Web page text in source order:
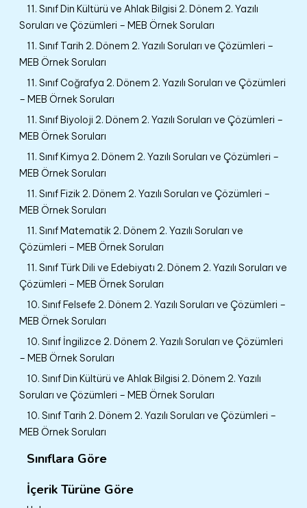
11. Sınıf Din Kültürü ve Ahlak Bilgisi 2. Dönem 2. Yazılı
Soruları ve Çözümleri – MEB Örnek Soruları
11. Sınıf Tarih 2. Dönem 2. Yazılı Soruları ve Çözümleri –
MEB Örnek Soruları
11. Sınıf Coğrafya 2. Dönem 2. Yazılı Soruları ve Çözümleri
– MEB Örnek Soruları
11. Sınıf Biyoloji 2. Dönem 2. Yazılı Soruları ve Çözümleri –
MEB Örnek Soruları
11. Sınıf Kimya 2. Dönem 2. Yazılı Soruları ve Çözümleri –
MEB Örnek Soruları
11. Sınıf Fizik 2. Dönem 2. Yazılı Soruları ve Çözümleri –
MEB Örnek Soruları
11. Sınıf Matematik 2. Dönem 2. Yazılı Soruları ve
Çözümleri – MEB Örnek Soruları
11. Sınıf Türk Dili ve Edebiyatı 2. Dönem 2. Yazılı Soruları ve
Çözümleri – MEB Örnek Soruları
10. Sınıf Felsefe 2. Dönem 2. Yazılı Soruları ve Çözümleri –
MEB Örnek Soruları
10. Sınıf İngilizce 2. Dönem 2. Yazılı Soruları ve Çözümleri
– MEB Örnek Soruları
10. Sınıf Din Kültürü ve Ahlak Bilgisi 2. Dönem 2. Yazılı
Soruları ve Çözümleri – MEB Örnek Soruları
10. Sınıf Tarih 2. Dönem 2. Yazılı Soruları ve Çözümleri –
MEB Örnek Soruları
Sınıflara Göre
İçerik Türüne Göre